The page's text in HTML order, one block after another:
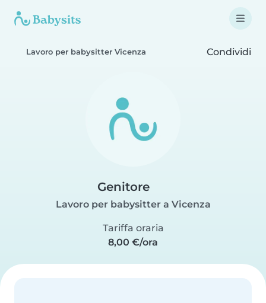
Lavoro per babysitter Vicenza Condividi
Genitore
Lavoro per babysitter a Vicenza
Tariffa oraria
8,00 €/ora